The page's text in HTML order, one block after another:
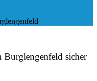
Burglengenfeld sicher